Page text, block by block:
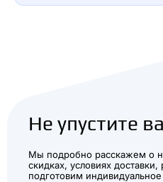
Не упустите
Мы подробно расскажем о
скидках, условиях
подготовим